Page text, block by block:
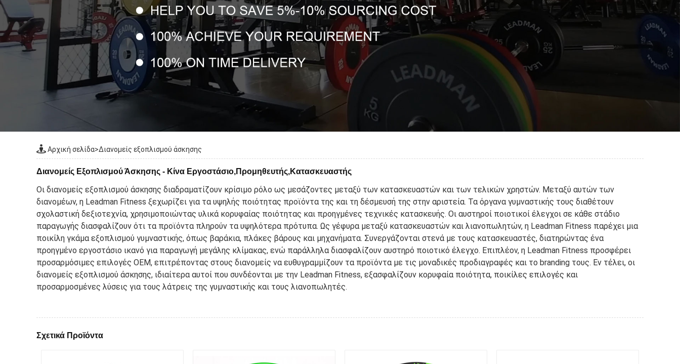
Αρχική σελίδα>Διανομείς εξοπλισμού άσκησης
Διανομείς Εξοπλισμού Άσκησης - Κίνα Εργοστάσιο,Προμηθευτής,Κατασκευαστής
Οι διανομείς εξοπλισμού άσκησης διαδραματίζουν κρίσιμο ρόλο ως μεσάζοντες μεταξύ των κατασκευαστών και των τελικών χρηστών. Μεταξύ αυτών των
διανομέων, η Leadman Fitness ξεχωρίζει για τα υψηλής ποιότητας προϊόντα της και τη δέσμευσή της στην αριστεία. Τα όργανα γυμναστικής τους διαθέτουν
σχολαστική δεξιοτεχνία, χρησιμοποιώντας υλικά κορυφαίας ποιότητας και προηγμένες τεχνικές κατασκευής. Οι αυστηροί ποιοτικοί έλεγχοι σε κάθε στάδιο
παραγωγής διασφαλίζουν ότι τα προϊόντα πληρούν τα υψηλότερα πρότυπα. Ως γέφυρα μεταξύ κατασκευαστών και λιανοπωλητών, η Leadman Fitness παρέχει μια
ποικίλη γκάμα εξοπλισμού γυμναστικής, όπως βαράκια, πλάκες βάρους και μηχανήματα. Συνεργάζονται στενά με τους κατασκευαστές, διατηρώντας ένα
προηγμένο εργοστάσιο ικανό για παραγωγή μεγάλης κλίμακας, ενώ παράλληλα διασφαλίζουν αυστηρό ποιοτικό έλεγχο. Επιπλέον, η Leadman Fitness προσφέρει
προσαρμόσιμες επιλογές OEM, επιτρέποντας στους διανομείς να ευθυγραμμίζουν τα προϊόντα με τις μοναδικές προδιαγραφές και το branding τους. Εν τέλει, οι
διανομείς εξοπλισμού άσκησης, ιδιαίτερα αυτοί που συνδέονται με την Leadman Fitness, εξασφαλίζουν κορυφαία ποιότητα, ποικίλες επιλογές και
προσαρμοσμένες λύσεις για τους λάτρεις της γυμναστικής και τους λιανοπωλητές.
Σχετικά Προϊόντα